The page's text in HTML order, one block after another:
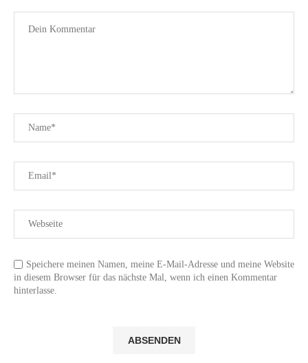
Speichere meinen Namen, meine E-Mail-Adresse und meine Website
in diesem Browser für das nächste Mal, wenn ich einen Kommentar
hinterlasse.